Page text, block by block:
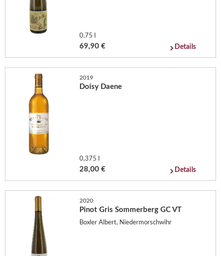
0,75 l
69,90 € Details
2019
Doisy Daene
0,375 l
28,00 € Details
2020
Pinot Gris Sommerberg GC VT
Boxler Albert, Niedermorschwihr